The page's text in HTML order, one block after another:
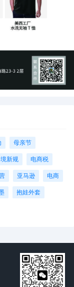
母亲节
新规 电商税
亚马逊 电商
抱娃外套